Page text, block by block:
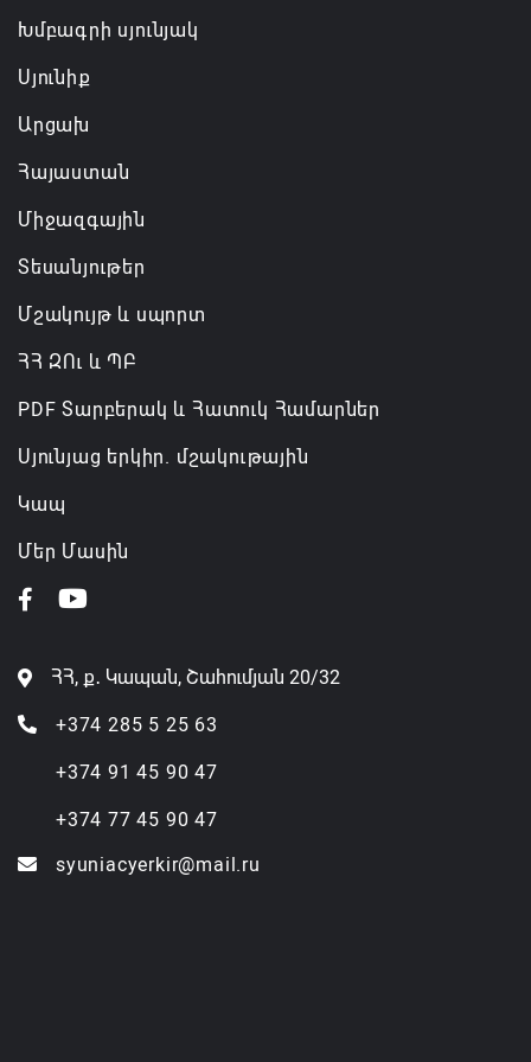
Խմբագրի սյունյակ
Սյունիք
Արցախ
Հայաստան
Միջազգային
Տեսանյութեր
Մշակույթ և սպորտ
ՀՀ ԶՈւ և ՊԲ
PDF Տարբերակ և Հատուկ Համարներ
Սյունյաց երկիր. մշակութային
Կապ
Մեր Մասին
ՀՀ, ք․ Կապան, Շահումյան 20/32
+374 285 5 25 63
+374 91 45 90 47
+374 77 45 90 47
syuniacyerkir@mail.ru